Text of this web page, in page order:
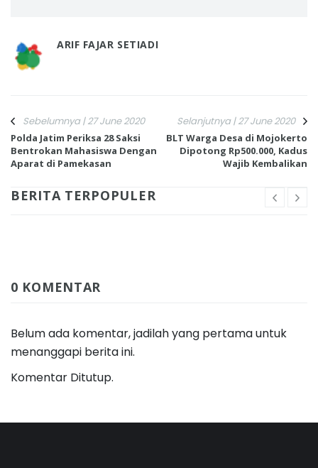
ARIF FAJAR SETIADI
Sebelumnya | 27 June 2020
Polda Jatim Periksa 28 Saksi
Bentrokan Mahasiswa Dengan
Aparat di Pamekasan
Selanjutnya | 27 June 2020
BLT Warga Desa di Mojokerto
Dipotong Rp500.000, Kadus
Wajib Kembalikan
BERITA TERPOPULER
0 KOMENTAR
Belum ada komentar, jadilah yang pertama untuk
menanggapi berita ini.
Komentar Ditutup.